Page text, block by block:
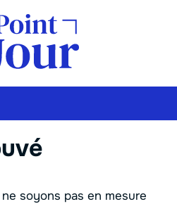
soyons pas en mesure